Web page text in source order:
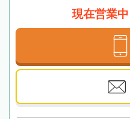
現在営業中